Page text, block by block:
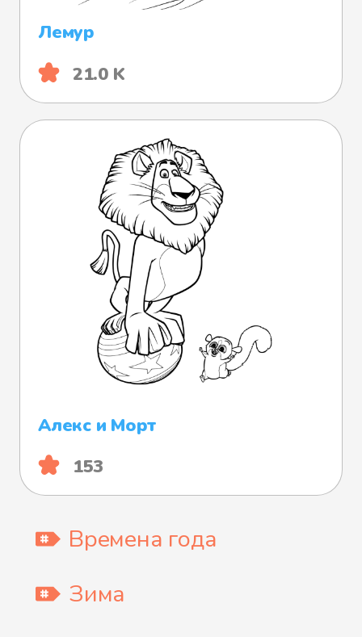
Лемур
21.0 K
Алекс и Морт
153
Времена года
Зима